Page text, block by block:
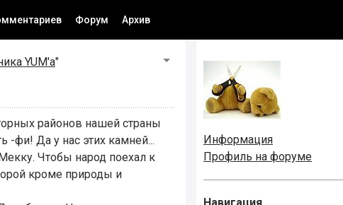
Форум Архив
YUM'а"
районов нашей страны
-фи! Да у нас этих камней...
Чтобы народ поехал к
кроме природы и
Информация
Профиль на форуме